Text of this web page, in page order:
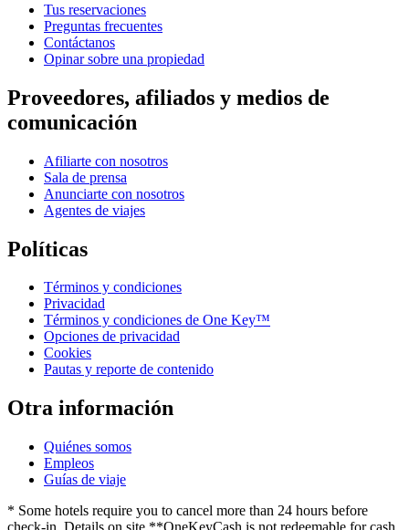
Tus reservaciones
Preguntas frecuentes
Contáctanos
Opinar sobre una propiedad
Proveedores, afiliados y medios de
comunicación
Afiliarte con nosotros
Sala de prensa
Anunciarte con nosotros
Agentes de viajes
Políticas
Términos y condiciones
Privacidad
Términos y condiciones de One Key™
Opciones de privacidad
Cookies
Pautas y reporte de contenido
Otra información
Quiénes somos
Empleos
Guías de viaje
* Some hotels require you to cancel more than 24 hours before